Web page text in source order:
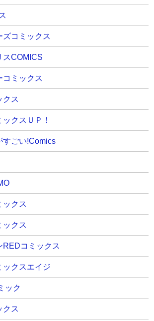
ズコミックス
スCOMICS
コミックス
クス
クスＵＰ！
すごい!Comics
ックス
ックス
REDコミックス
ックスエイジ
ック
クス